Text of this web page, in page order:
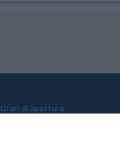
Orari di apertura